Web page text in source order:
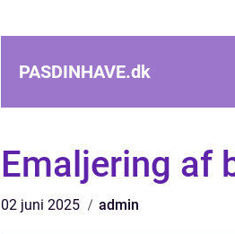
PASDINHAVE.dk
Emaljering af
02 juni 2025 admin